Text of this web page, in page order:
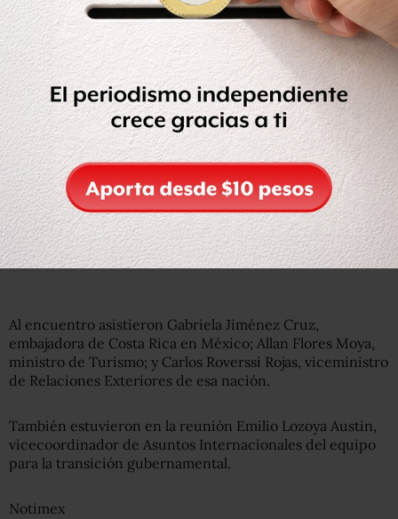
otros organismos multilaterales.
Al encuentro asistieron Gabriela Jiménez Cruz,
embajadora de Costa Rica en México; Allan Flores Moya,
ministro de Turismo; y Carlos Roverssi Rojas, viceministro
de Relaciones Exteriores de esa nación.
También estuvieron en la reunión Emilio Lozoya Austin,
vicecoordinador de Asuntos Internacionales del equipo
para la transición gubernamental.
Notimex